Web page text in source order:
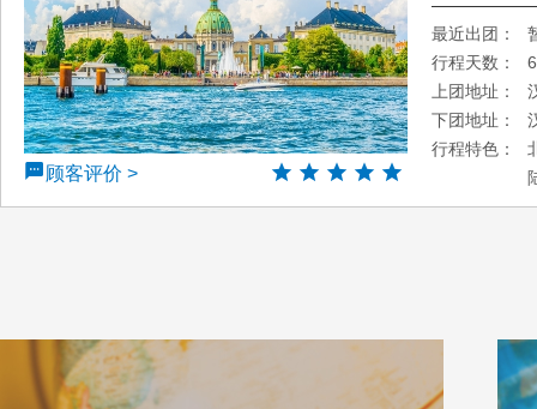
顾客评价 >
最近出团：
行程天数：
上团地址：
下团地址：
行程特色：